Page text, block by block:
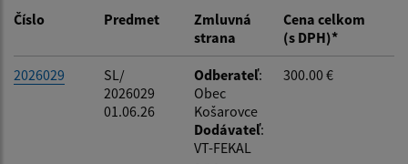
Dátum od:
Číslo
Predmet
Zmluvná
strana
Cena celkom
(s DPH)*
2026029
SL/
2026029
01.06.26
Odberateľ:
Obec
Košarovce
Dodávateľ:
VT-FEKAL
300.00 €